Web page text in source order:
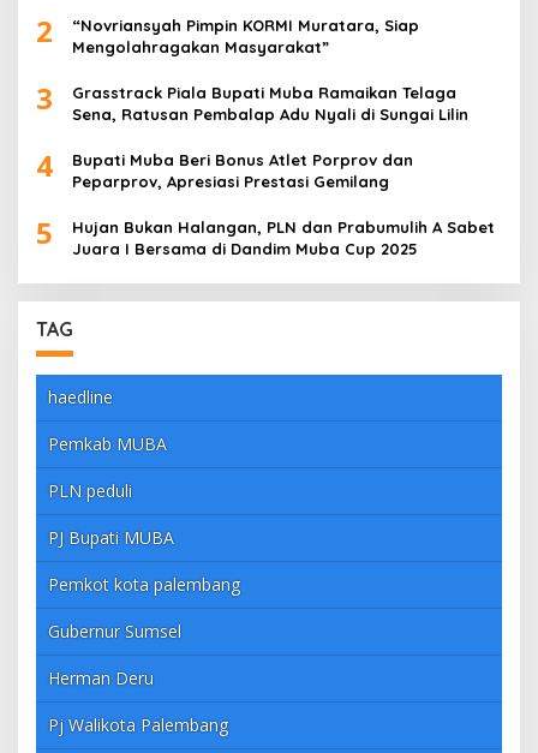
2
“Novriansyah Pimpin KORMI Muratara, Siap
Mengolahragakan Masyarakat”
3
Grasstrack Piala Bupati Muba Ramaikan Telaga
Sena, Ratusan Pembalap Adu Nyali di Sungai Lilin
4
Bupati Muba Beri Bonus Atlet Porprov dan
Peparprov, Apresiasi Prestasi Gemilang
5
Hujan Bukan Halangan, PLN dan Prabumulih A Sabet
Juara I Bersama di Dandim Muba Cup 2025
TAG
haedline
Pemkab MUBA
PLN peduli
PJ Bupati MUBA
Pemkot kota palembang
Gubernur Sumsel
Herman Deru
Pj Walikota Palembang